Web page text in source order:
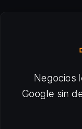
Negocios
Google sin